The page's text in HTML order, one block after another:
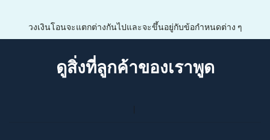
วงเงินโอนจะแตกต่างกันไปและจะขึ้นอยู่กับข้อกำหนดต่าง ๆ
ดูสิ่งที่ลูกค้าของเราพูด